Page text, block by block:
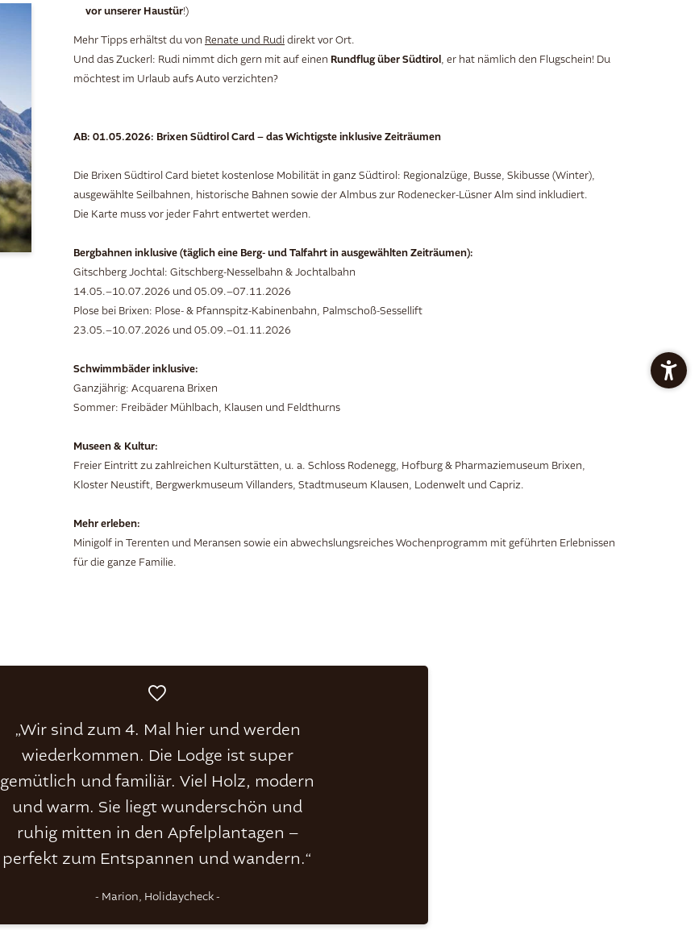
vor unserer Haustür!)
Mehr Tipps erhältst du von Renate und Rudidirekt vor Ort.
Und das Zuckerl: Rudi nimmt dich gern mit auf einen Rundflug über Südtirol, er hat nämlich den Flugschein! Du
möchtest im Urlaub aufs Auto verzichten?
AB: 01.05.2026: Brixen Südtirol Card – das Wichtigste inklusive Zeiträumen
Die Brixen Südtirol Card bietet kostenlose Mobilität in ganz Südtirol: Regionalzüge, Busse, Skibusse (Winter),
ausgewählte Seilbahnen, historische Bahnen sowie der Almbus zur Rodenecker-Lüsner Alm sind inkludiert.
Die Karte muss vor jeder Fahrt entwertet werden.
Bergbahnen inklusive (täglich eine Berg- und Talfahrt in ausgewählten Zeiträumen):
Gitschberg Jochtal: Gitschberg-Nesselbahn & Jochtalbahn
14.05.–10.07.2026 und 05.09.–07.11.2026
Plose bei Brixen: Plose- & Pfannspitz-Kabinenbahn, Palmschoß-Sessellift
23.05.–10.07.2026 und 05.09.–01.11.2026
Schwimmbäder inklusive:
Ganzjährig: Acquarena Brixen
Sommer: Freibäder Mühlbach, Klausen und Feldthurns
Museen & Kultur:
Freier Eintritt zu zahlreichen Kulturstätten, u. a. Schloss Rodenegg, Hofburg & Pharmaziemuseum Brixen,
Kloster Neustift, Bergwerkmuseum Villanders, Stadtmuseum Klausen, Lodenwelt und Capriz.
Mehr erleben:
Minigolf in Terenten und Meransen sowie ein abwechslungsreiches Wochenprogramm mit geführten Erlebnissen
für die ganze Familie.
„Wir sind zum 4. Mal hier und werden
wiederkommen. Die Lodge ist super
gemütlich und familiär. Viel Holz, modern
und warm. Sie liegt wunderschön und
ruhig mitten in den Apfelplantagen –
perfekt zum Entspannen und wandern.“
- Marion, Holidaycheck -